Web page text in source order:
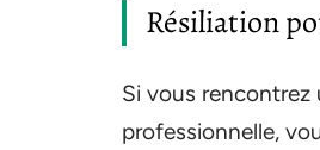
Résiliation
Si vous rencontrez
professionnelle,